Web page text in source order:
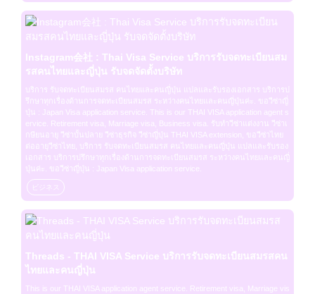
Instagram会社 : Thai Visa Service บริการรับจดทะเบียนสม
รสคนไทยและญี่ปุ่น รับจดจัดตั้งบริษัท
บริการ รับจดทะเบียนสมรส คนไทยและคนญี่ปุ่น แปลและรับรองเอกสาร บริการป
รึกษาทุกเรื่องด้านการจดทะเบียนสมรส ระหว่างคนไทยและคนญี่ปุ่นค่ะ. ขอวีซ่าญี่
ปุ่น : Japan Visa application service. This is our THAI VISA application agent s
ervice. Retirement visa, Marriage visa, Business visa. รับทำวีซ่าแต่งงาน วีซ่าเ
กษียนอายุ วีซ่าบั้นปลาย วีซ่าธุรกิจ วีซ่าญี่ปุ่น THAI VISA extension, ขอวีซ่าไทย
ต่ออายุวีซ่าไทย, บริการ รับจดทะเบียนสมรส คนไทยและคนญี่ปุ่น แปลและรับรอง
เอกสาร บริการปรึกษาทุกเรื่องด้านการจดทะเบียนสมรส ระหว่างคนไทยและคนญี่
ปุ่นค่ะ. ขอวีซ่าญี่ปุ่น : Japan Visa application service.
ビジネス
Threads - THAI VISA Service บริการรับจดทะเบียนสมรสคน
ไทยและคนญี่ปุ่น
This is our THAI VISA application agent service. Retirement visa, Marriage vis